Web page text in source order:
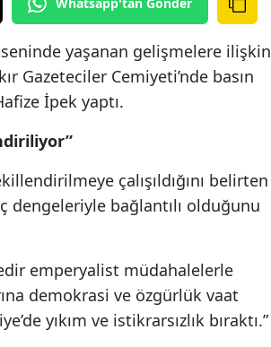
Whatsapp'tan Gönder
yaşanan gelişmelere ilişkin
Gazeteciler Cemiyeti’nde basın
İpek yaptı.
çalışıldığını belirten
dengeleriyle bağlantılı olduğunu
emperyalist müdahalelerle
demokrasi ve özgürlük vaat
yıkım ve istikrarsızlık bıraktı.”